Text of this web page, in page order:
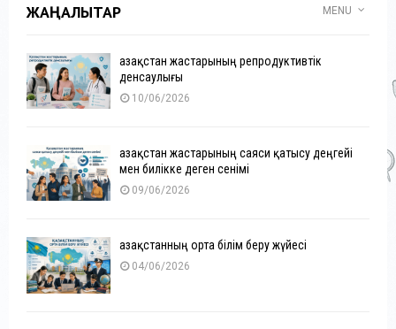
ЖАҢАЛЫҚТАР MENU
Қазақстан жастарының репродуктивтік
денсаулығы
10/06/2026
Қазақстан жастарының саяси қатысу деңгейі
мен билікке деген сенімі
09/06/2026
Қазақстанның орта білім беру жүйесі
04/06/2026